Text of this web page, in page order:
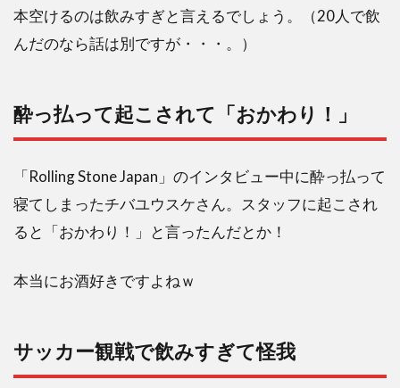
ピソ
ード
4
タバ
コの
はラ
ッキ
ース
トラ
2.2
吸い
始め
たの
本空けるのは飲みすぎと言えるでしょう。（20人で飲
んだのなら話は別ですが・・・。）
酔っ払って起こされて「おかわり！」
「Rolling Stone Japan」のインタビュー中に酔っ払って
寝てしまったチバユウスケさん。スタッフに起こされ
ると「おかわり！」と言ったんだとか！
本当にお酒好きですよねｗ
サッカー観戦で飲みすぎて怪我